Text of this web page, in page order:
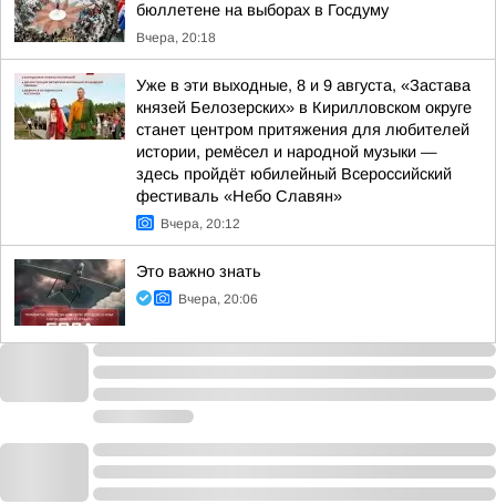
бюллетене на выборах в Госдуму
Вчера, 20:18
Уже в эти выходные, 8 и 9 августа, «Застава
князей Белозерских» в Кирилловском округе
станет центром притяжения для любителей
истории, ремёсел и народной музыки —
здесь пройдёт юбилейный Всероссийский
фестиваль «Небо Славян»
Вчера, 20:12
Это важно знать
Вчера, 20:06